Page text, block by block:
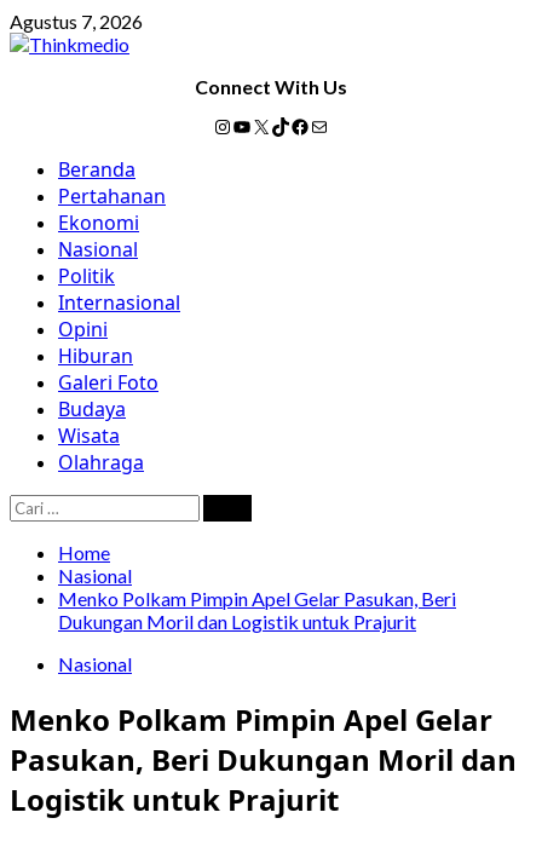
Skip
to
Agustus 7, 2026
Connect With Us
Instagram
YouTube
X TikTok
Facebook
Mail
Primary
Menu
Beranda
Pertahanan
Ekonomi
Nasional
Politik
Internasional
Opini
Hiburan
Galeri Foto
Budaya
Wisata
Olahraga
Cari
untuk:
Home
Nasional
Menko Polkam Pimpin Apel Gelar Pasukan, Beri
Dukungan Moril dan Logistik untuk Prajurit
Nasional
Menko Polkam Pimpin Apel Gelar
Pasukan, Beri Dukungan Moril dan
Logistik untuk Prajurit